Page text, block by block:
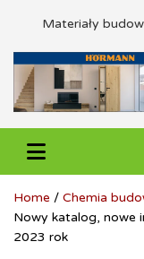
Materiały
Home
Chemia
Nowy katalog, nowe
2023 rok